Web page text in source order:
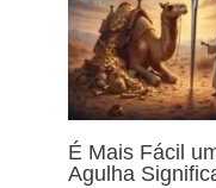
É Mais Fácil
Agulha